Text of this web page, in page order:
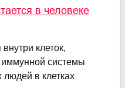
в человеке
клеток,
системы
в клетках